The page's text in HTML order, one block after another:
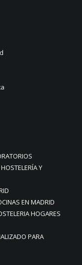
Y
EN MADRID
HOGARES
PARA